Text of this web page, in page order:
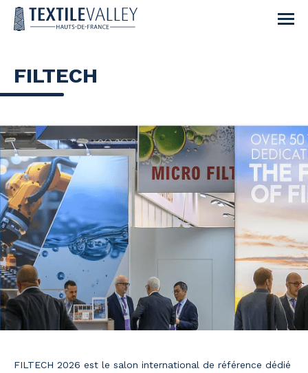
FILTECH
FILTECH 2026 est le salon international de référence dédié